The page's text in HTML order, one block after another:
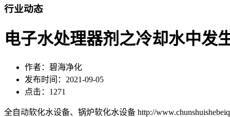
行业动态
电子水处理器剂之冷却水中发
作者：碧海净化
发布时间：2021-09-05
点击：1271
全自动软化水设备、锅炉软化水设备 http://